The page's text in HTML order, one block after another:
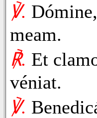
℣.
meam.
℟. Et
véniat.
℣.